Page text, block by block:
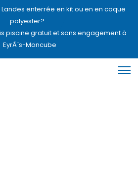
enterrée en kit ou en en coque
polyester?
piscine gratuit et sans engagement à
EyrÃ¨s-Moncube